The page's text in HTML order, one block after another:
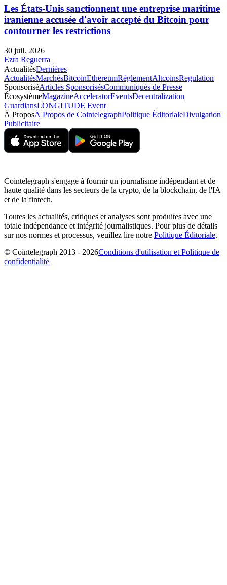
Les États-Unis sanctionnent une entreprise maritime
iranienne accusée d'avoir accepté du Bitcoin pour
contourner les restrictions
30 juil. 2026
Ezra Reguerra
ActualitésDernières
ActualitésMarchésBitcoinEthereumRèglementAltcoinsRegulation
SponsoriséArticles SponsorisésCommuniqués de Presse
ÉcosystèmeMagazineAcceleratorEventsDecentralization
GuardiansLONGITUDE Event
À ProposÀ Propos de CointelegraphPolitique ÉditorialeDivulgation
Publicitaire
Cointelegraph s'engage à fournir un journalisme indépendant et de
haute qualité dans les secteurs de la crypto, de la blockchain, de l'IA
et de la fintech.
Toutes les actualités, critiques et analyses sont produites avec une
totale indépendance et intégrité journalistiques. Pour plus de détails
sur nos normes et processus, veuillez lire notre Politique Éditoriale.
© Cointelegraph 2013 - 2026Conditions d'utilisation et Politique de
confidentialité